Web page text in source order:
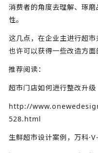
消费者的角度去理解、琢
性。
这几点，在企业主进行超市
也许可以获得一些改造方面
推荐阅读：
超市门店如何进行整改升级
http://
528.html
生鲜超市设计案例，万科